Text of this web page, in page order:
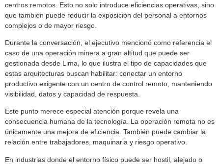
centros remotos. Esto no solo introduce eficiencias operativas, sino
que también puede reducir la exposición del personal a entornos
complejos o de mayor riesgo.
Durante la conversación, el ejecutivo mencionó como referencia el
caso de una operación minera a gran altitud que puede ser
gestionada desde Lima, lo que ilustra el tipo de capacidades que
estas arquitecturas buscan habilitar: conectar un entorno
productivo exigente con un centro de control remoto, manteniendo
visibilidad, datos y capacidad de respuesta.
Este punto merece especial atención porque revela una
consecuencia humana de la tecnología. La operación remota no es
únicamente una mejora de eficiencia. También puede cambiar la
relación entre trabajadores, maquinaria y riesgo operativo.
En industrias donde el entorno físico puede ser hostil, alejado o